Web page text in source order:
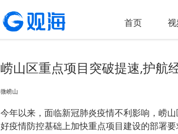
首页
崂山区重点项目突破提速,护航
微崂山
今年以来，面临新冠肺炎疫情不利影响，崂
好疫情防控基础上加快重点项目建设的部署